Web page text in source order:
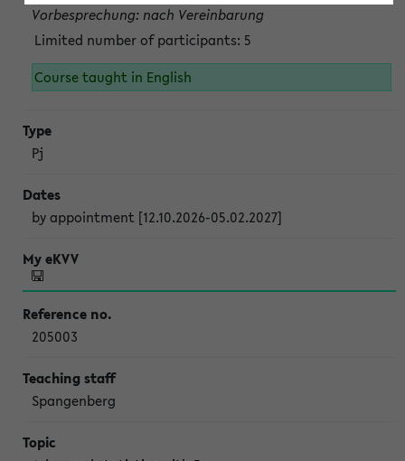
Vorbesprechung: nach Vereinbarung
Limited number of participants: 5
Course taught in English
Pj
by appointment [12.10.2026-05.02.2027]
205003
Spangenberg